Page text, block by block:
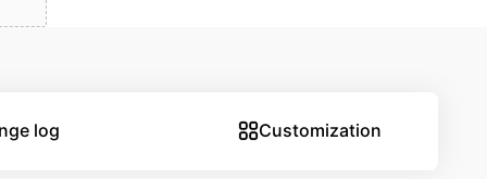
log Customization